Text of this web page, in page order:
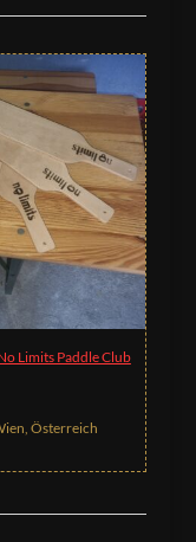
Limits Paddle Club
Österreich